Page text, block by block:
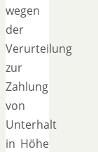
wegen
der
Verurteilung
zur
Zahlung
von
Unterhalt
in Höhe